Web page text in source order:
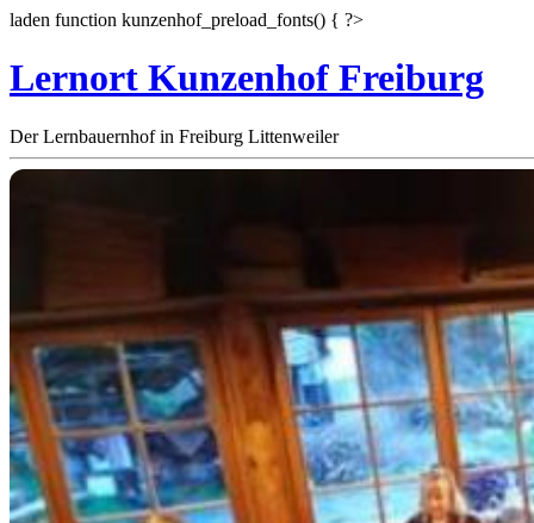
laden function kunzenhof_preload_fonts() { ?>
Lernort Kunzenhof Freiburg
Der Lernbauernhof in Freiburg Littenweiler